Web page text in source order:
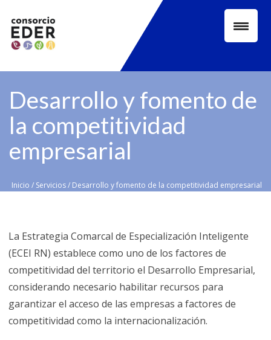
Desarrollo y fomento de
la competitividad
empresarial
Inicio / Servicios/ Desarrollo y fomento de la competitividad empresarial
La Estrategia Comarcal de Especialización Inteligente
(ECEI RN) establece como uno de los factores de
competitividad del territorio el Desarrollo Empresarial,
considerando necesario habilitar recursos para
garantizar el acceso de las empresas a factores de
competitividad como la internacionalización.